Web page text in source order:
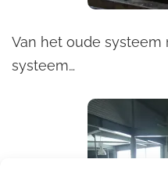
Van het oude systeem
systeem…